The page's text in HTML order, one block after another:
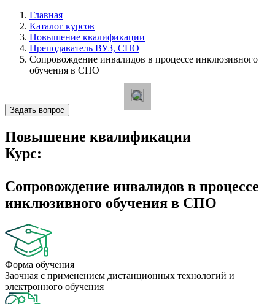
Главная
Каталог курсов
Повышение квалификации
Преподаватель ВУЗ, СПО
Сопровождение инвалидов в процессе инклюзивного
обучения в СПО
Задать вопрос
Повышение квалификации
Курс:
Сопровождение инвалидов в процессе
инклюзивного обучения в СПО
Форма обучения
Заочная с применением дистанционных технологий и
электронного обучения